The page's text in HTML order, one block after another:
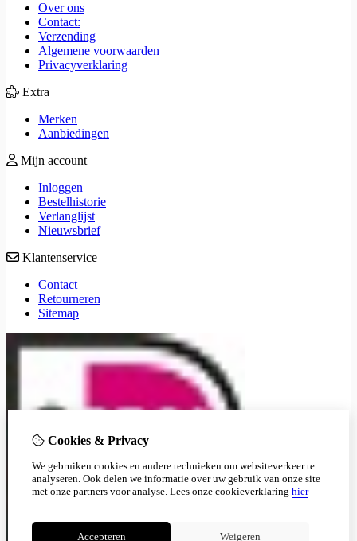
Over ons
Contact:
Verzending
Algemene voorwaarden
Privacyverklaring
Extra
Merken
Aanbiedingen
Mijn account
Inloggen
Bestelhistorie
Verlanglijst
Nieuwsbrief
Klantenservice
Contact
Retourneren
Sitemap
Cookies & Privacy
We gebruiken cookies en andere technieken om websiteverkeer te
analyseren. Ook delen we informatie over uw gebruik van onze site
met onze partners voor analyse. Lees onze cookieverklaring hier
Accepteren Weigeren